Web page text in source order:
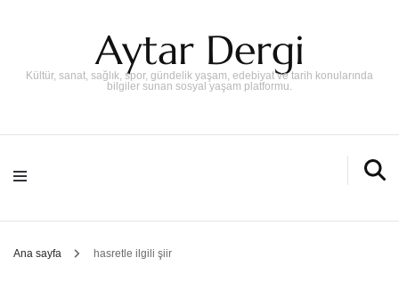
Aytar Dergi
Kültür, sanat, sağlık, spor, gündelik yaşam, edebiyat ve tarih konularında
bilgiler sunan sosyal yaşam platformu.
Ana sayfa hasretle ilgili şiir